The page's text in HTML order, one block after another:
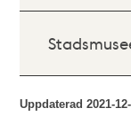
Uppdaterad2021-